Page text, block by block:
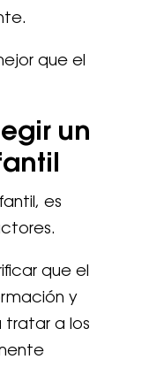
que el
un
es
que el
y
tratar a los